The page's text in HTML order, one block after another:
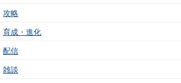
攻略
育成・進化
配信
雑談